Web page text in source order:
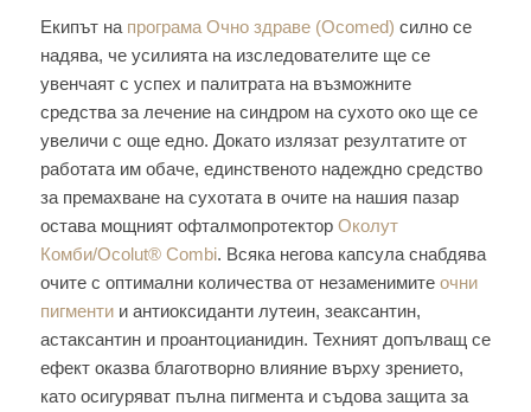
Екипът на програма Очно здраве (Ocomed) силно се
надява, че усилията на изследователите ще се
увенчаят с успех и палитрата на възможните
средства за лечение на синдром на сухото око ще се
увеличи с още едно. Докато излязат резултатите от
работата им обаче, единственото надеждно средство
за премахване на сухотата в очите на нашия пазар
остава мощният офталмопротектор Околут
Комби/Ocolut® Combi. Всяка негова капсула снабдява
очите с оптимални количества от незаменимите очни
пигментии антиоксиданти лутеин, зеаксантин,
астаксантин и проантоцианидин. Техният допълващ се
ефект оказва благотворно влияние върху зрението,
като осигуряват пълна пигмента и съдова защита за